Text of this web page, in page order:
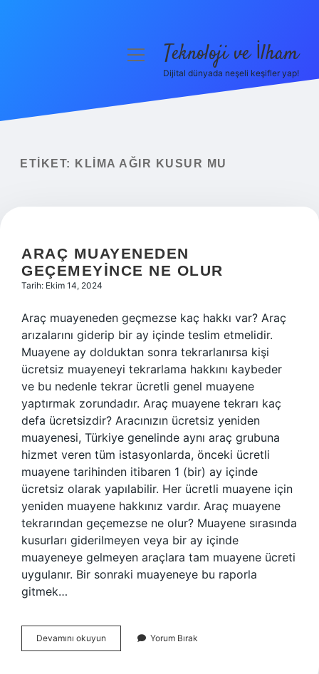
Yasal Uyarı
menüyüTeknoloji ve İlham
Dijital dünyada neşeli keşifler yap!
ETIKET: KLIMA AĞIR KUSUR MU
ARAÇ MUAYENEDEN
GEÇEMEYINCE NE OLUR
Tarih: Ekim 14, 2024
Araç muayeneden geçmezse kaç hakkı var? Araç
arızalarını giderip bir ay içinde teslim etmelidir.
Muayene ay dolduktan sonra tekrarlanırsa kişi
ücretsiz muayeneyi tekrarlama hakkını kaybeder
ve bu nedenle tekrar ücretli genel muayene
yaptırmak zorundadır. Araç muayene tekrarı kaç
defa ücretsizdir? Aracınızın ücretsiz yeniden
muayenesi, Türkiye genelinde aynı araç grubuna
hizmet veren tüm istasyonlarda, önceki ücretli
muayene tarihinden itibaren 1 (bir) ay içinde
ücretsiz olarak yapılabilir. Her ücretli muayene için
yeniden muayene hakkınız vardır. Araç muayene
tekrarından geçemezse ne olur? Muayene sırasında
kusurları giderilmeyen veya bir ay içinde
muayeneye gelmeyen araçlara tam muayene ücreti
uygulanır. Bir sonraki muayeneye bu raporla
gitmek…
Devamını okuyun
Muayeneden
Yorum Bırak